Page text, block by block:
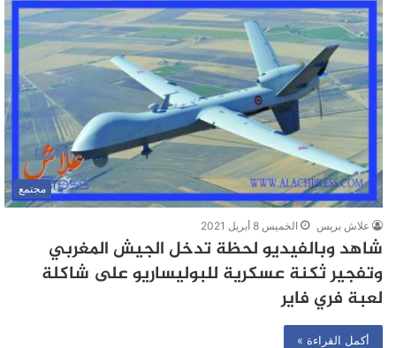
مجتمع
علاش بريس الخميس 8 أبريل 2021
شاهد وبالفيديو لحظة تدخل الجيش المغربي
وتفجير ثكنة عسكرية للبوليساريو على شاكلة
لعبة فري فاير
أكمل القراءة »